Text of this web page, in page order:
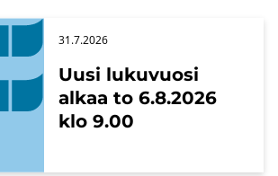
Uusi lu­ku­vuo­si
alkaa to 6.8.2026
klo 9.00
31.7.2026